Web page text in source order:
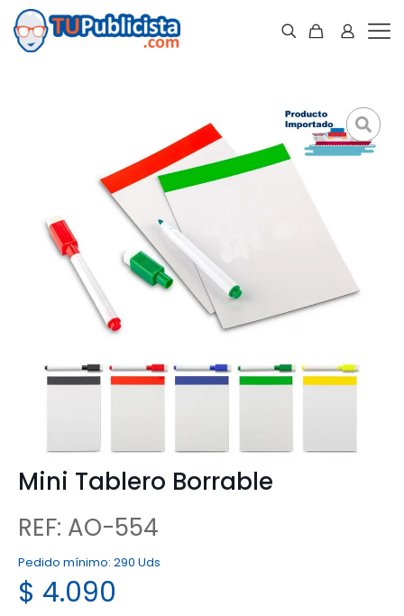
Mini Tablero Borrable
REF: AO-554
Pedido mínimo: 290 Uds
$ 4.090